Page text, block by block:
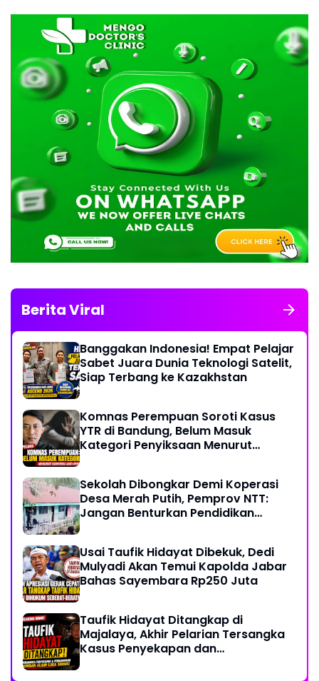
Berita Viral
Banggakan Indonesia! Empat Pelajar
Sabet Juara Dunia Teknologi Satelit,
Siap Terbang ke Kazakhstan
Komnas Perempuan Soroti Kasus
YTR di Bandung, Belum Masuk
Kategori Penyiksaan Menurut
Sekolah Dibongkar Demi Koperasi
Desa Merah Putih, Pemprov NTT:
Jangan Benturkan Pendidikan
Usai Taufik Hidayat Dibekuk, Dedi
Mulyadi Akan Temui Kapolda Jabar
Bahas Sayembara Rp250 Juta
Taufik Hidayat Ditangkap di
Majalaya, Akhir Pelarian Tersangka
Kasus Penyekapan dan